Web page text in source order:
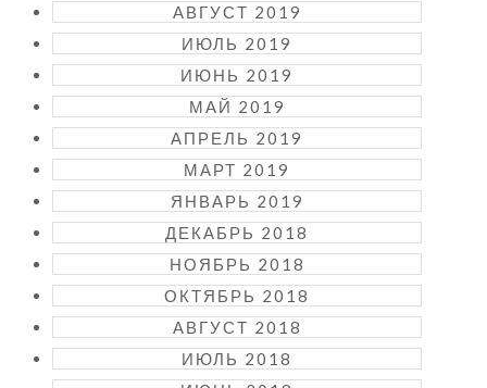
АВГУСТ 2019
ИЮЛЬ 2019
ИЮНЬ 2019
МАЙ 2019
АПРЕЛЬ 2019
МАРТ 2019
ЯНВАРЬ 2019
ДЕКАБРЬ 2018
НОЯБРЬ 2018
ОКТЯБРЬ 2018
АВГУСТ 2018
ИЮЛЬ 2018